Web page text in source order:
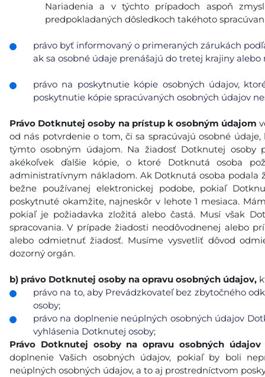
Nariadenia a v týchto prípadoch aspoň
predpokladaných dôsledkoch takéhoto
právo byť informovaný o primeraných zárukách
ak sa osobné údaje prenášajú do tretej krajiny
právo na poskytnutie kópie osobných údajov,
poskytnutie kópie spracúvaných osobných údajov
Právo Dotknutej osoby na prístup k osobným údajom
od nás potvrdenie o tom, či sa spracúvajú osobné
týmto osobným údajom. Na žiadosť Dotknutej osoby
akékoľvek ďalšie kópie, o ktoré Dotknutá osoba
administratívnym nákladom. Ak Dotknutá osoba
bežne používanej elektronickej podobe, pokiaľ
poskytnuté okamžite, najneskôr v lehote 1 mesiaca.
pokiaľ je požiadavka zložitá alebo častá. Musí však
spracovania. V prípade žiadosti neodôvodnenej alebo
alebo odmietnuť žiadosť. Musíme vysvetliť dôvod
dozorný orgán.
b) právo Dotknutej osoby na opravu osobných údajov,
právo na to, aby Prevádzkovateľ bez zbytočného
osoby;
právo na doplnenie neúplných osobných údajov
vyhlásenia Dotknutej osoby;
Právo Dotknutej osoby na opravu osobných údajov
doplnenie Vašich osobných údajov, pokiaľ by boli
neúplných osobných údajov, a to aj prostredníctvom